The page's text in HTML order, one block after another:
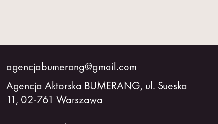
agencjabumerang@gmail.com
Agencja Aktorska BUMERANG, ul. Sueska
11, 02-761 Warszawa